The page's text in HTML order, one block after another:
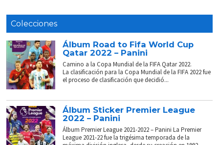
Colecciones
Álbum Road to Fifa World Cup
Qatar 2022 – Panini
Camino a la Copa Mundial de la FIFA Qatar 2022.
La clasificación para la Copa Mundial de la FIFA 2022 fue
el proceso de clasificación que decidió...
Álbum Sticker Premier League
2022 – Panini
Álbum Premier League 2021-2022 – Panini La Premier
League 2021-22 fue la trigésima temporada de la